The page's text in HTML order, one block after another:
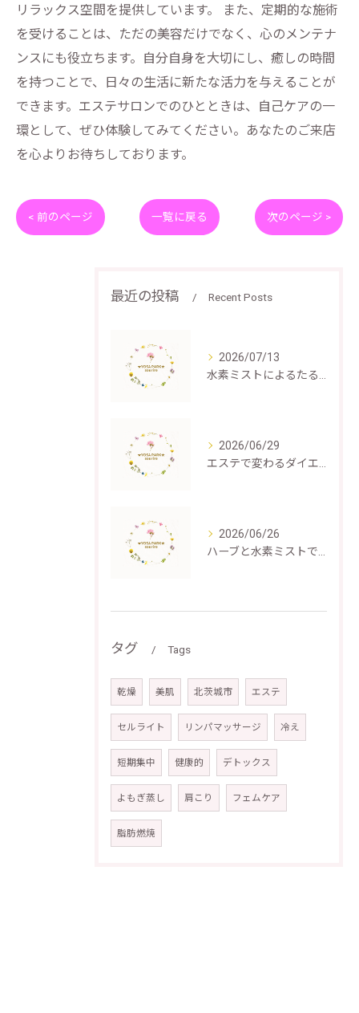
リラックス空間を提供しています。 また、定期的な施術
を受けることは、ただの美容だけでなく、心のメンテナ
ンスにも役立ちます。自分自身を大切にし、癒しの時間
を持つことで、日々の生活に新たな活力を与えることが
できます。エステサロンでのひとときは、自己ケアの一
環として、ぜひ体験してみてください。あなたのご来店
を心よりお待ちしております。
< 前のページ 一覧に戻る 次のページ >
最近の投稿 Recent Posts
2026/07/13
2026/06/29
2026/06/26
タグ Tags
乾燥 美肌 北茨城市 エステ
セルライト リンパマッサージ 冷え
短期集中 健康的 デトックス
よもぎ蒸し 肩こり フェムケア
脂肪燃焼